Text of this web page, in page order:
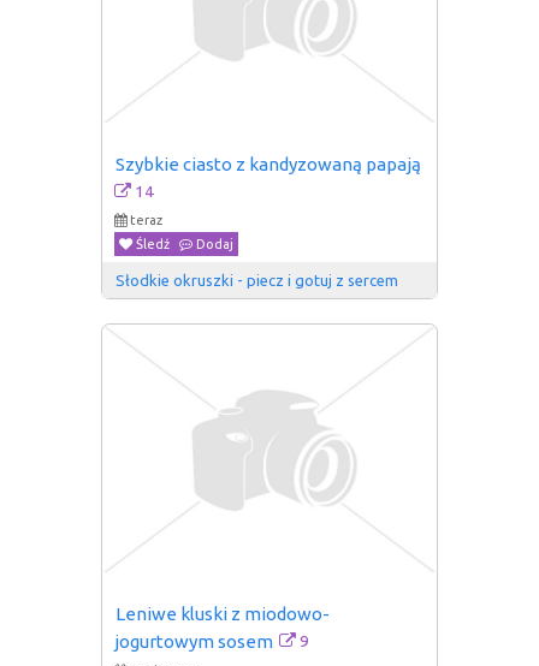
Szybkie ciasto z kandyzowaną papają
14
teraz
Śledź
Dodaj
Słodkie okruszki - piecz i gotuj z sercem
Leniwe kluski z miodowo-
jogurtowym sosem
9